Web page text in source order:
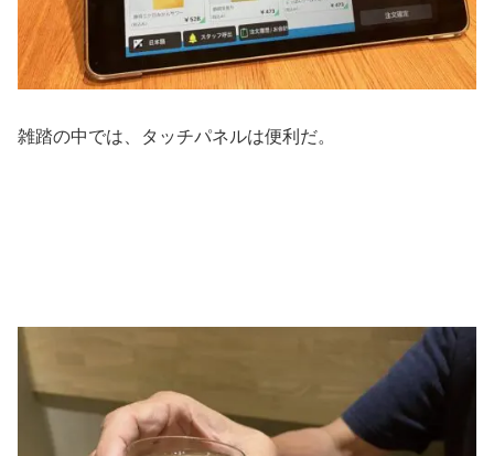
雑踏の中では、タッチパネルは便利だ。